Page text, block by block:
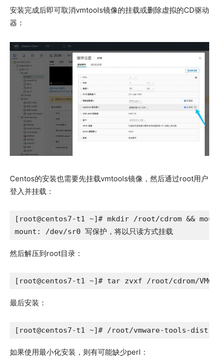
安装完成后即可取消vmtools镜像的挂载或删除虚拟的CD驱动
器：
Centos的安装也需要先挂载vmtools镜像，然后通过root用户
登入并挂载：
[root@centos7-t1 ~]# mkdir /root/cdrom &&
mount: /dev/sr0 写保护，将以只读方式挂载
然后解压到root目录：
[root@centos7-t1 ~]# tar zvxf /root/cdrom/
最后安装：
[root@centos7-t1 ~]# /root/vmware-tools-
如果使用最小化安装，则有可能缺少perl：